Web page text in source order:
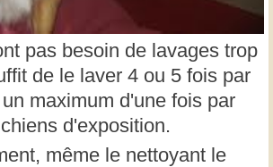
pas besoin de lavages trop
de le laver 4 ou 5 fois par
maximum d'une fois par
d'exposition.
même le nettoyant le